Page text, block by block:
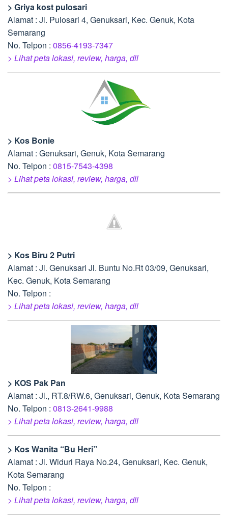
> Griya kost pulosari
Alamat : Jl. Pulosari 4, Genuksari, Kec. Genuk, Kota
Semarang
No. Telpon : 0856-4193-7347
> Lihat peta lokasi, review, harga, dll
> Kos Bonie
Alamat : Genuksari, Genuk, Kota Semarang
No. Telpon : 0815-7543-4398
> Lihat peta lokasi, review, harga, dll
> Kos Biru 2 Putri
Alamat : Jl. Genuksari Jl. Buntu No.Rt 03/09, Genuksari,
Kec. Genuk, Kota Semarang
No. Telpon :
> Lihat peta lokasi, review, harga, dll
> KOS Pak Pan
Alamat : Jl., RT.8/RW.6, Genuksari, Genuk, Kota Semarang
No. Telpon : 0813-2641-9988
> Lihat peta lokasi, review, harga, dll
> Kos Wanita “Bu Heri”
Alamat : Jl. Widuri Raya No.24, Genuksari, Kec. Genuk,
Kota Semarang
No. Telpon :
> Lihat peta lokasi, review, harga, dll